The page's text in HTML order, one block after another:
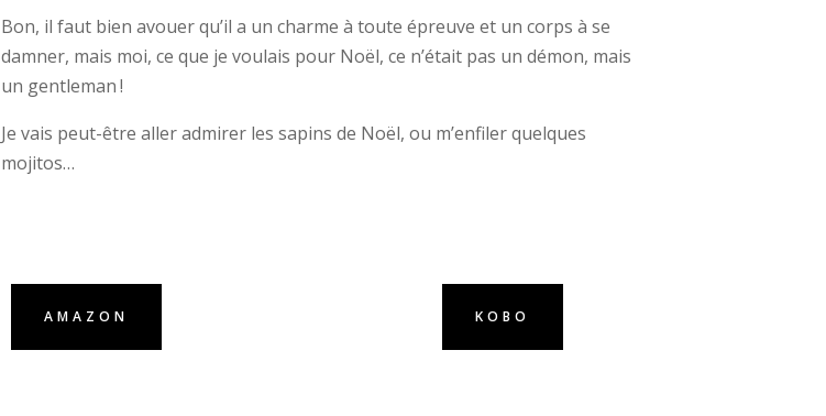
Bon, il faut bien avouer qu’il a un charme à toute épreuve et un corps à se
damner, mais moi, ce que je voulais pour Noël, ce n’était pas un démon, mais
un gentleman !
Je vais peut-être aller admirer les sapins de Noël, ou m’enfiler quelques
mojitos…
AMAZON KOBO